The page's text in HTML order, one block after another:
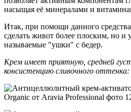
насыщая её минералами и
Итак, при помощи данного
сделать живот более плоским, но и
называемые "ушки" с бедер.
Крем имеет приятную, средней
консистенцию сливочного оттенка: